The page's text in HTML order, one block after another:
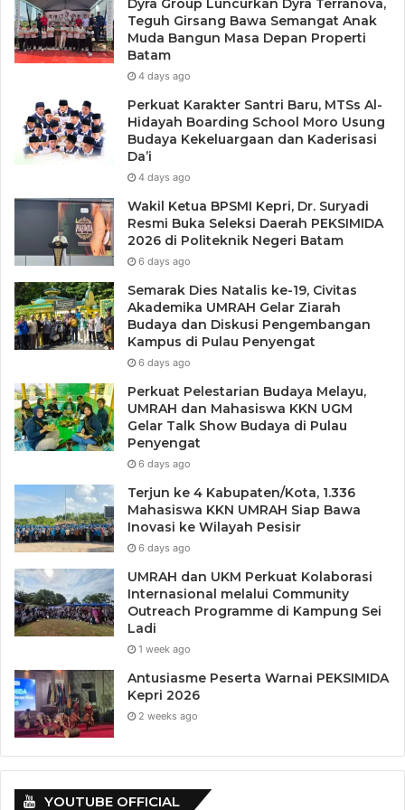
menanggung risikonya.
Sudah saatnya DPRD Lingga menghentikan sikap pasif dan
menunjukkan keberanian politik dalam melindungi
lingkungan. Karena laut yang rusak hari ini adalah krisis
kehidupan bagi generasi Lingga di masa depan.
Penulis: Muhammad Fatur, S.Pd
Dyra Group Luncurkan Dyra Terranova,
Teguh Girsang Bawa Semangat Anak
Muda Bangun Masa Depan Properti
Batam
4 days ago
Perkuat Karakter Santri Baru, MTSs Al-
Hidayah Boarding School Moro Usung
Budaya Kekeluargaan dan Kaderisasi
Da’i
4 days ago
Wakil Ketua BPSMI Kepri, Dr. Suryadi
Resmi Buka Seleksi Daerah PEKSIMIDA
2026 di Politeknik Negeri Batam
6 days ago
Semarak Dies Natalis ke-19, Civitas
Akademika UMRAH Gelar Ziarah
Budaya dan Diskusi Pengembangan
Kampus di Pulau Penyengat
6 days ago
Perkuat Pelestarian Budaya Melayu,
UMRAH dan Mahasiswa KKN UGM
Gelar Talk Show Budaya di Pulau
Penyengat
6 days ago
Terjun ke 4 Kabupaten/Kota, 1.336
Mahasiswa KKN UMRAH Siap Bawa
Inovasi ke Wilayah Pesisir
6 days ago
UMRAH dan UKM Perkuat Kolaborasi
Internasional melalui Community
Outreach Programme di Kampung Sei
Ladi
1 week ago
Antusiasme Peserta Warnai PEKSIMIDA
Kepri 2026
2 weeks ago
YOUTUBE OFFICIAL